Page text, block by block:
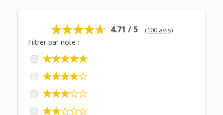
4.71 / 5 (100 avis)
Filtrer par note :